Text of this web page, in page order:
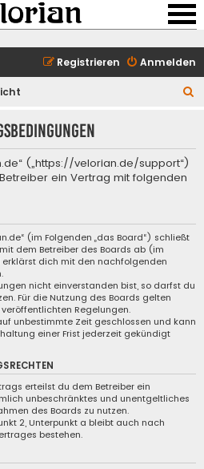
Anmelden
Registrieren
h
(„https://velorian.de/support“)
ein Vertrag mit folgenden
(im Folgenden „das Board“) schließt
dem Betreiber des Boards ab (im
erklärst dich mit den nachfolgenden
nicht einverstanden bist, so darfst du
Für die Nutzung des Boards gelten
Regelungen.
unbestimmte Zeit geschlossen und kann
einer Frist jederzeit gekündigt
erteilst du dem Betreiber ein
unbeschränktes und unentgeltliches
des Boards zu nutzen.
2, Unterpunkt a bleibt auch nach
bestehen.